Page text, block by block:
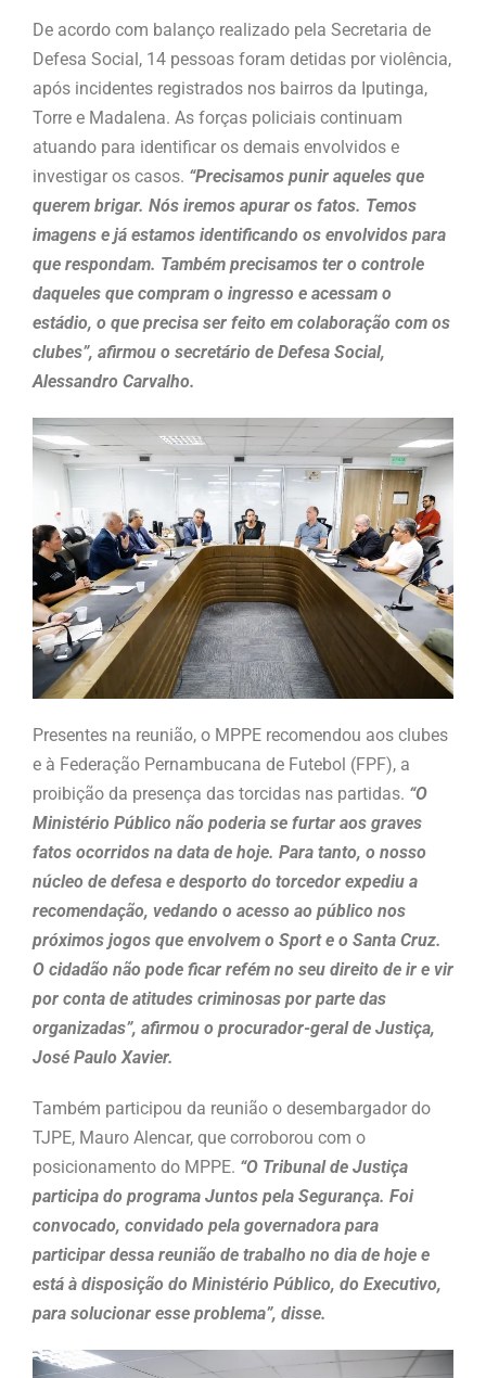
De acordo com balanço realizado pela Secretaria de
Defesa Social, 14 pessoas foram detidas por violência,
após incidentes registrados nos bairros da Iputinga,
Torre e Madalena. As forças policiais continuam
atuando para identificar os demais envolvidos e
investigar os casos. “Precisamos punir aqueles que
querem brigar. Nós iremos apurar os fatos. Temos
imagens e já estamos identificando os envolvidos para
que respondam. Também precisamos ter o controle
daqueles que compram o ingresso e acessam o
estádio, o que precisa ser feito em colaboração com os
clubes”, afirmou o secretário de Defesa Social,
Alessandro Carvalho.
Presentes na reunião, o MPPE recomendou aos clubes
e à Federação Pernambucana de Futebol (FPF), a
proibição da presença das torcidas nas partidas. “O
Ministério Público não poderia se furtar aos graves
fatos ocorridos na data de hoje. Para tanto, o nosso
núcleo de defesa e desporto do torcedor expediu a
recomendação, vedando o acesso ao público nos
próximos jogos que envolvem o Sport e o Santa Cruz.
O cidadão não pode ficar refém no seu direito de ir e vir
por conta de atitudes criminosas por parte das
organizadas”, afirmou o procurador-geral de Justiça,
José Paulo Xavier.
Também participou da reunião o desembargador do
TJPE, Mauro Alencar, que corroborou com o
posicionamento do MPPE. “O Tribunal de Justiça
participa do programa Juntos pela Segurança. Foi
convocado, convidado pela governadora para
participar dessa reunião de trabalho no dia de hoje e
está à disposição do Ministério Público, do Executivo,
para solucionar esse problema”, disse.